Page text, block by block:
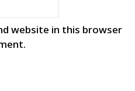
website in this browser